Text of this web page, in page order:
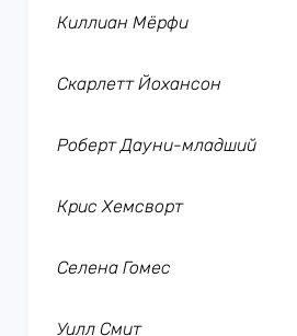
Киллиан Мёрфи
Скарлетт Йохансон
Роберт Дауни-младший
Крис Хемсворт
Селена Гомес
Уилл Смит